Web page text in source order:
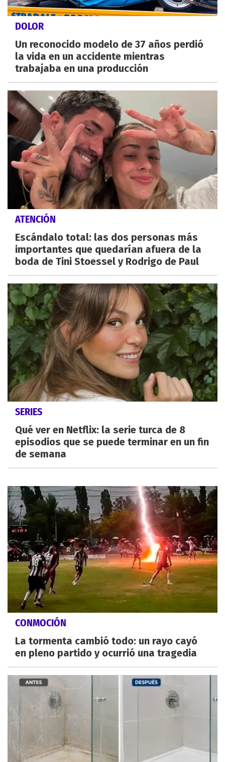
DOLOR
Un reconocido modelo de 37 años perdió
la vida en un accidente mientras
trabajaba en una producción
ATENCIÓN
Escándalo total: las dos personas más
importantes que quedarían afuera de la
boda de Tini Stoessel y Rodrigo de Paul
SERIES
Qué ver en Netflix: la serie turca de 8
episodios que se puede terminar en un fin
de semana
CONMOCIÓN
La tormenta cambió todo: un rayo cayó
en pleno partido y ocurrió una tragedia